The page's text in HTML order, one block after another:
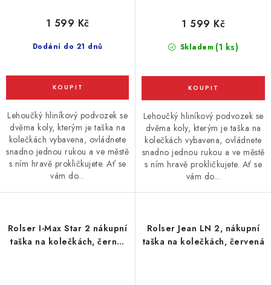
Dodání do 21 dnů
1 599 Kč
Lehoučký hliníkový podvozek se
dvěma koly, kterým je taška na
kolečkách vybavena, ovládnete
snadno jednou rukou a ve městě
s ním hravě prokličkujete. Ať se
vám do...
Skladem (1 ks)
1 599 Kč
Lehoučký hliníkový podvozek se
dvěma koly, kterým je taška na
kolečkách vybavena, ovládnete
snadno jednou rukou a ve městě
s ním hravě prokličkujete. Ať se
vám do...
Rolser I-Max Star 2 nákupní
taška na kolečkách, černo-
Rolser Jean LN 2, nákupní
taška na kolečkách, červená